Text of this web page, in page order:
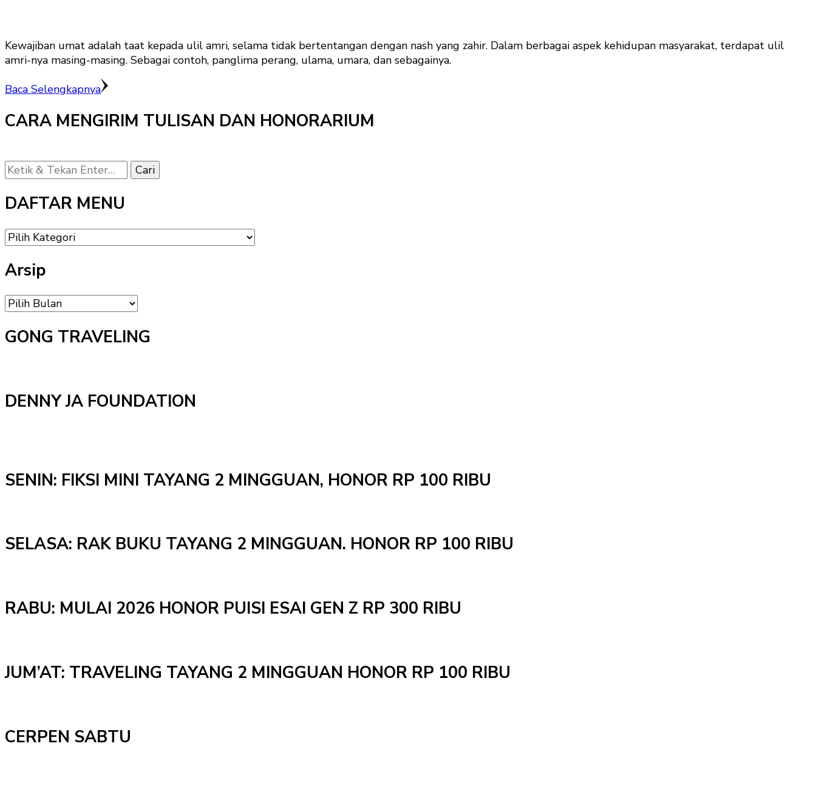
Kewajiban umat adalah taat kepada ulil amri, selama tidak bertentangan dengan nash yang zahir. Dalam berbagai aspek kehidupan masyarakat, terdapat ulil
amri-nya masing-masing. Sebagai contoh, panglima perang, ulama, umara, dan sebagainya.
Baca Selengkapnya
CARA MENGIRIM TULISAN DAN HONORARIUM
Mencari
Sesuatu?
DAFTAR MENU
DAFTAR
MENU
Arsip
Arsip
GONG TRAVELING
DENNY JA FOUNDATION
SENIN: FIKSI MINI TAYANG 2 MINGGUAN, HONOR RP 100 RIBU
SELASA: RAK BUKU TAYANG 2 MINGGUAN. HONOR RP 100 RIBU
RABU: MULAI 2026 HONOR PUISI ESAI GEN Z RP 300 RIBU
JUM’AT: TRAVELING TAYANG 2 MINGGUAN HONOR RP 100 RIBU
CERPEN SABTU